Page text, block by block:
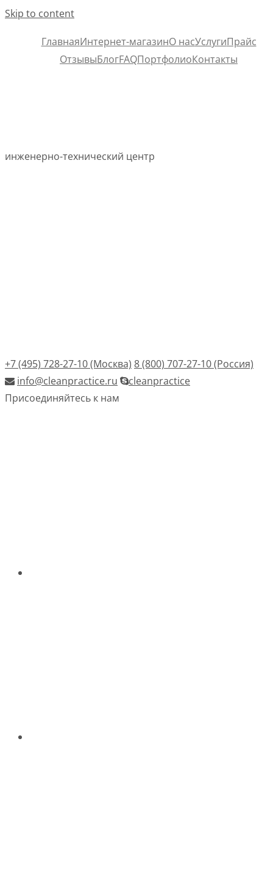
Skip to content
ГлавнаяИнтернет-магазинО насУслугиПрайс
ОтзывыБлогFAQПортфолиоКонтакты
инженерно-технический центр
+7 (495) 728-27-10 (Москва) 8 (800) 707-27-10 (Россия)
info@cleanpractice.ru
cleanpractice
Присоединяйтесь к нам